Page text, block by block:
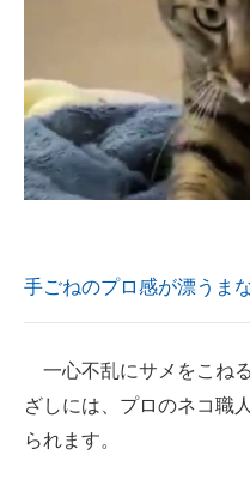
手ごねのプロ感が漂うま
一心不乱にサメをこね
ざしには、プロのネコ職
られます。